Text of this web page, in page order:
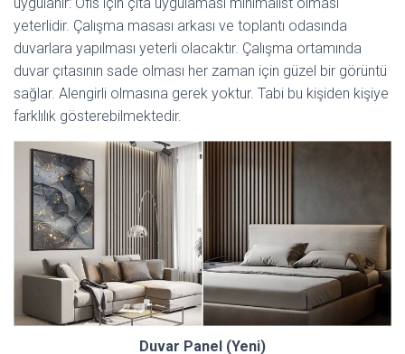
yeterlidir. Çalışma masası arkası ve toplantı odasında
duvarlara yapılması yeterli olacaktır. Çalışma ortamında
duvar çıtasının sade olması her zaman için güzel bir görüntü
sağlar. Alengirli olmasına gerek yoktur. Tabi bu kişiden kişiye
farklılık gösterebilmektedir.
Duvar Panel (Yeni)